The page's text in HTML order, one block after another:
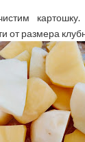
от размера